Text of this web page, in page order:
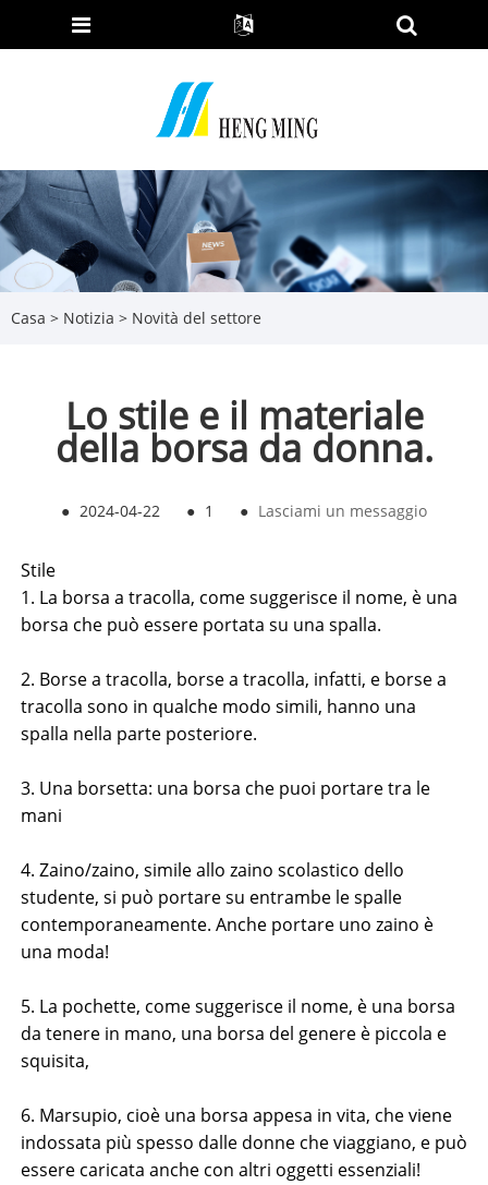
Casa > Notizia > Novità del settore
Lo stile e il materiale
della borsa da donna.
● 2024-04-22 ● 1 ● Lasciami un messaggio
Stile
1. La borsa a tracolla, come suggerisce il nome, è una
borsa che può essere portata su una spalla.
2. Borse a tracolla, borse a tracolla, infatti, e borse a
tracolla sono in qualche modo simili, hanno una
spalla nella parte posteriore.
3. Una borsetta: una borsa che puoi portare tra le
mani
4. Zaino/zaino, simile allo zaino scolastico dello
studente, si può portare su entrambe le spalle
contemporaneamente. Anche portare uno zaino è
una moda!
5. La pochette, come suggerisce il nome, è una borsa
da tenere in mano, una borsa del genere è piccola e
squisita,
6. Marsupio, cioè una borsa appesa in vita, che viene
indossata più spesso dalle donne che viaggiano, e può
essere caricata anche con altri oggetti essenziali!